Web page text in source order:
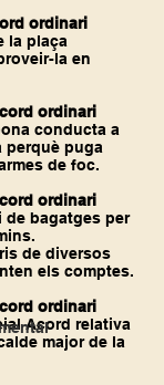
ordinari
la plaça
la en
ordinari
conducta a
perquè puga
de foc.
ordinari
de bagatges per
de diversos
els comptes.
ordinari
Acord relativa
major de la